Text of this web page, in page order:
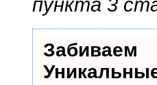
пункта 3